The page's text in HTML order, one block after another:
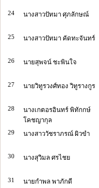
24 นางสาวปัทมา ศุภลักษณ์
25 นางสาวปัทมา คัดทะจันทร์
26 นายสุพจน์ ชะพินใจ
27 นายวิทูรวงศ์ทอง วิทูรางกูร
28
นางเกตอรอินทร์ พิทักกษ์
โคชญากุล
29 นางสาววัชราภรณ์ ผิวขำ
30 นางสุวิมล ศรไชย
31 นายกำพล พาภักดี